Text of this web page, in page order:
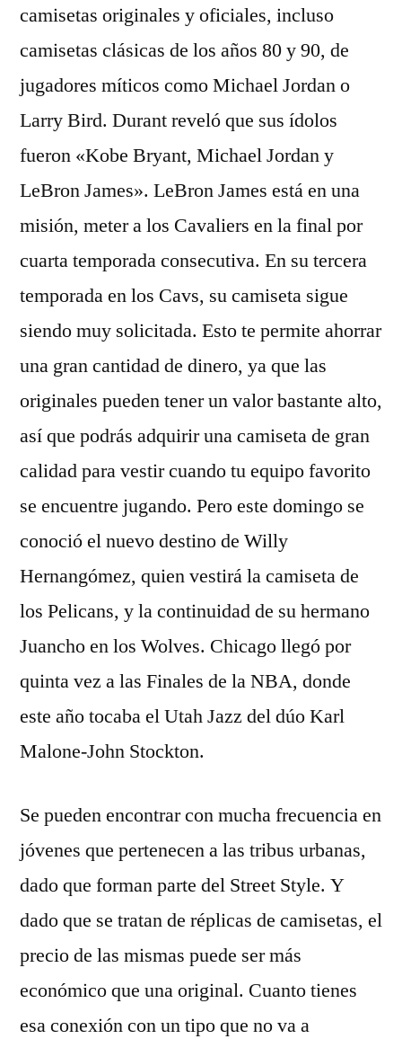
camisetas originales y oficiales, incluso
camisetas clásicas de los años 80 y 90, de
jugadores míticos como Michael Jordan o
Larry Bird. Durant reveló que sus ídolos
fueron «Kobe Bryant, Michael Jordan y
LeBron James». LeBron James está en una
misión, meter a los Cavaliers en la final por
cuarta temporada consecutiva. En su tercera
temporada en los Cavs, su camiseta sigue
siendo muy solicitada. Esto te permite ahorrar
una gran cantidad de dinero, ya que las
originales pueden tener un valor bastante alto,
así que podrás adquirir una camiseta de gran
calidad para vestir cuando tu equipo favorito
se encuentre jugando. Pero este domingo se
conoció el nuevo destino de Willy
Hernangómez, quien vestirá la camiseta de
los Pelicans, y la continuidad de su hermano
Juancho en los Wolves. Chicago llegó por
quinta vez a las Finales de la NBA, donde
este año tocaba el Utah Jazz del dúo Karl
Malone-John Stockton.
Se pueden encontrar con mucha frecuencia en
jóvenes que pertenecen a las tribus urbanas,
dado que forman parte del Street Style. Y
dado que se tratan de réplicas de camisetas, el
precio de las mismas puede ser más
económico que una original. Cuanto tienes
esa conexión con un tipo que no va a